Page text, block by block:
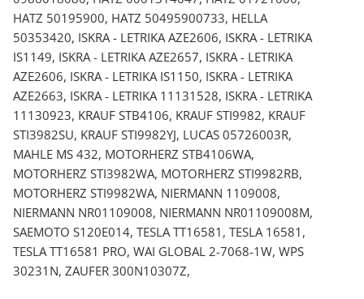
HATZ 50195900, HATZ 50495900733, HELLA
50353420, ISKRA - LETRIKA AZE2606, ISKRA - LETRIKA
IS1149, ISKRA - LETRIKA AZE2657, ISKRA - LETRIKA
AZE2606, ISKRA - LETRIKA IS1150, ISKRA - LETRIKA
AZE2663, ISKRA - LETRIKA 11131528, ISKRA - LETRIKA
11130923, KRAUF STB4106, KRAUF STI9982, KRAUF
STI3982SU, KRAUF STI9982YJ, LUCAS 05726003R,
MAHLE MS 432, MOTORHERZ STB4106WA,
MOTORHERZ STI3982WA, MOTORHERZ STI9982RB,
MOTORHERZ STI9982WA, NIERMANN 1109008,
NIERMANN NR01109008, NIERMANN NR01109008M,
SAEMOTO S120E014, TESLA TT16581, TESLA 16581,
TESLA TT16581 PRO, WAI GLOBAL 2-7068-1W, WPS
30231N, ZAUFER 300N10307Z,